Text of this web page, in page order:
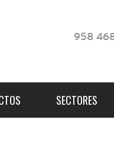
958
SECTORES